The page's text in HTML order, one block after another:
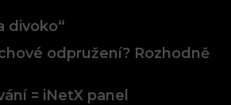
divoko“
odpružení? Rozhodně
= iNetX panel